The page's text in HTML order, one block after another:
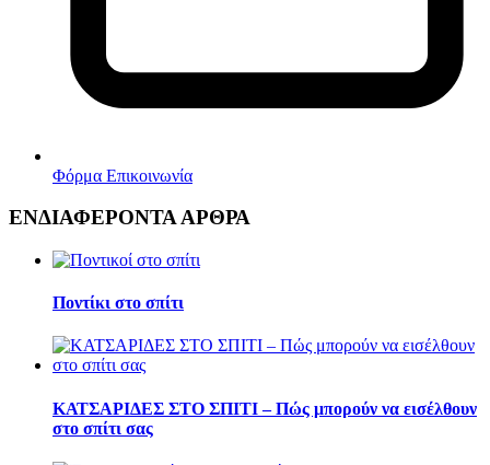
Φόρμα Επικοινωνία
ΕΝΔΙΑΦΕΡΟΝΤΑ ΑΡΘΡΑ
Ποντίκι στο σπίτι
ΚΑΤΣΑΡΙΔΕΣ ΣΤΟ ΣΠΙΤΙ – Πώς μπορούν να εισέλθουν
στο σπίτι σας